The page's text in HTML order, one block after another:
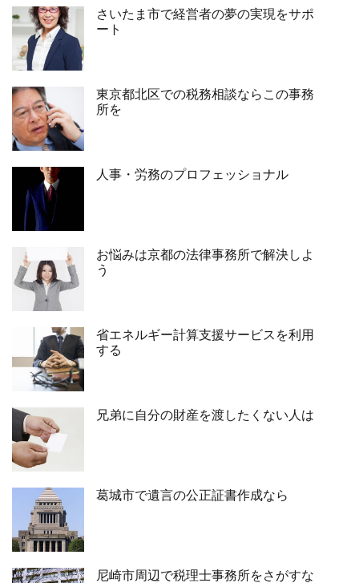
さいたま市で経営者の夢の実現をサポ
ート
東京都北区での税務相談ならこの事務
所を
人事・労務のプロフェッショナル
お悩みは京都の法律事務所で解決しよ
う
省エネルギー計算支援サービスを利用
する
兄弟に自分の財産を渡したくない人は
葛城市で遺言の公正証書作成なら
尼崎市周辺で税理士事務所をさがすな